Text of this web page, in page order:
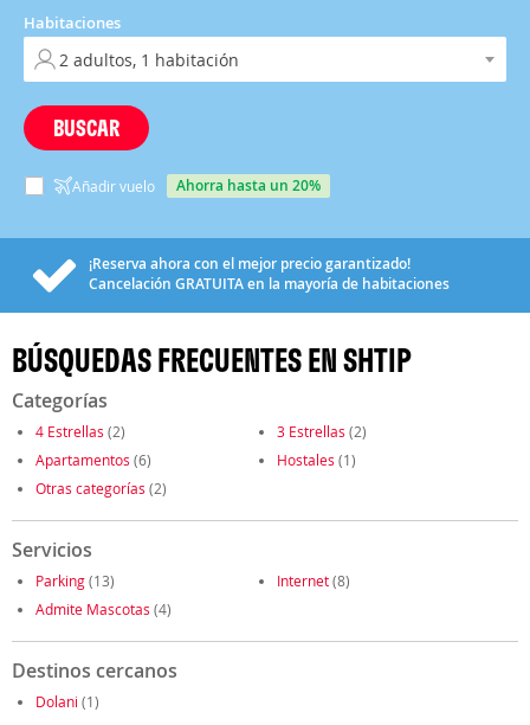
Habitaciones
BUSCAR
Añadir vuelo ahorra hasta un 20%
¡Reserva ahora con el mejor precio garantizado!
Cancelación GRATUITAen la mayoría de habitaciones
BÚSQUEDAS FRECUENTES EN SHTIP
Categorías
4 Estrellas (2) 3 Estrellas (2)
Apartamentos (6) Hostales (1)
Otras categorías (2)
Servicios
Parking(13) Internet(8)
Admite Mascotas (4)
Destinos cercanos
Dolani (1)